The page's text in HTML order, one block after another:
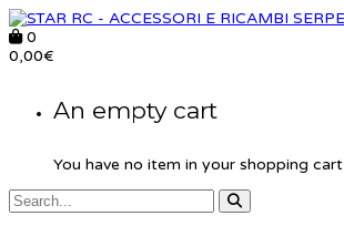
0
0,00€
An empty cart
You have no item in your shopping cart